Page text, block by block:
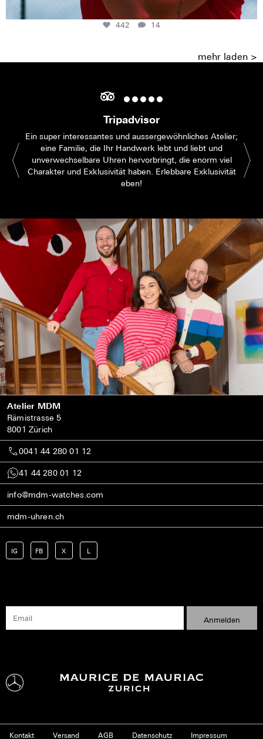
442 14
mehr laden >
Tripadvisor
Ein super interessantes und aussergewöhnliches Atelier;
eine Familie, die Ihr Handwerk lebt und liebt und
unverwechselbare Uhren hervorbringt, die enorm viel
Charakter und Exklusivität haben. Erlebbare Exklusivität
eben!
Atelier MDM
Rämistrasse 5
8001 Zürich
0041 44 280 01 12
41 44 280 01 12
info@mdm-watches.com
mdm-uhren.ch
IG FB X L
Kontakt Versand AGB Datenschutz Impressum